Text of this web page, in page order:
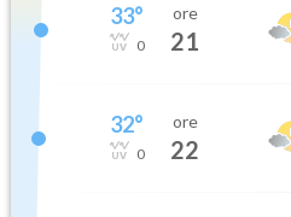
33°
0
ore
21
32°
0
ore
22